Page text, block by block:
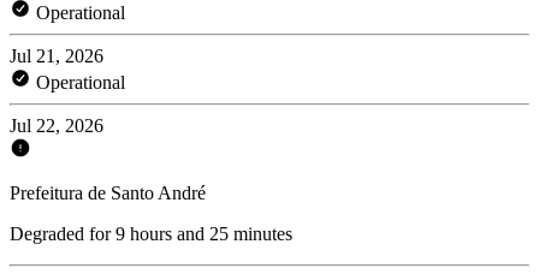
Operational
Jul 21, 2026
Operational
Jul 22, 2026
Prefeitura de Santo André
Degraded for 9 hours and 25 minutes